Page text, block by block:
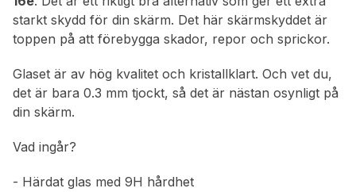
starkt skydd för din skärm. Det här skärmskyddet är
toppen på att förebygga skador, repor och sprickor.
Glaset är av hög kvalitet och kristallklart. Och vet du,
det är bara 0.3 mm tjockt, så det är nästan osynligt på
din skärm.
Vad ingår?
- Härdat glas med 9H hårdhet